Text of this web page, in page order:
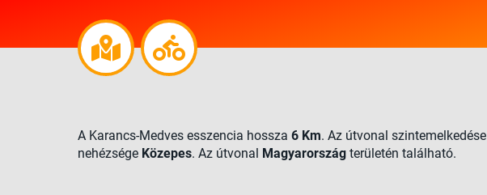
A Karancs-Medves esszencia hossza 6 Km. Az útvonal szintemelkedése
nehézsége Közepes. Az útvonal Magyarország területén található.